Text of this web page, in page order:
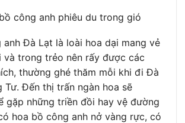
công anh phiêu du trong gió
anh Đà Lạt là loài hoa dại mang vẻ
và trong trẻo nên rấy được các
thường ghé thăm mỗi khi đi Đà
Tư. Đến thị trấn ngàn hoa sẽ
gặp những triền đồi hay vệ đường
hoa bồ công anh nở vàng rực, có